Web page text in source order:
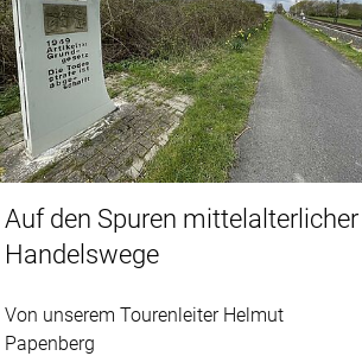
Auf den Spuren mittelalterlicher
Handelswege
Von unserem Tourenleiter Helmut
Papenberg